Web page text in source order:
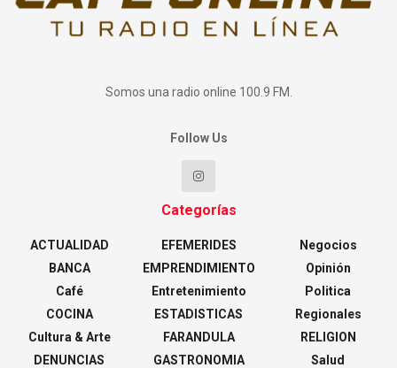
Somos una radio online 100.9 FM.
Follow Us
Categorías
ACTUALIDAD
BANCA
Café
COCINA
Cultura & Arte
DENUNCIAS
EFEMERIDES
EMPRENDIMIENTO
Entretenimiento
ESTADISTICAS
FARANDULA
GASTRONOMIA
Negocios
Opinión
Politica
Regionales
RELIGION
Salud